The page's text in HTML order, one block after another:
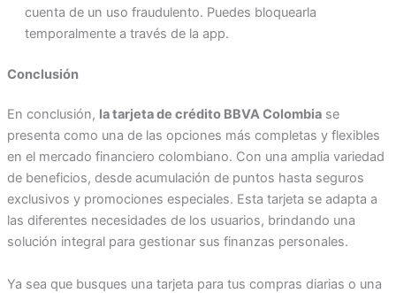
cuenta de un uso fraudulento. Puedes bloquearla
temporalmente a través de la app.
Conclusión
En conclusión, la tarjeta de crédito BBVA Colombiase
presenta como una de las opciones más completas y flexibles
en el mercado financiero colombiano. Con una amplia variedad
de beneficios, desde acumulación de puntos hasta seguros
exclusivos y promociones especiales. Esta tarjeta se adapta a
las diferentes necesidades de los usuarios, brindando una
solución integral para gestionar sus finanzas personales.
Ya sea que busques una tarjeta para tus compras diarias o una